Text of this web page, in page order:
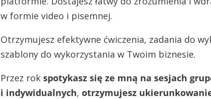
w formie video i pisemnej.
Otrzymujesz efektywne ćwiczenia, zadania do
szablony do wykorzystania w Twoim biznesie.
Przez rok spotykasz się ze mną na sesjach
i indywidualnych, otrzymujesz